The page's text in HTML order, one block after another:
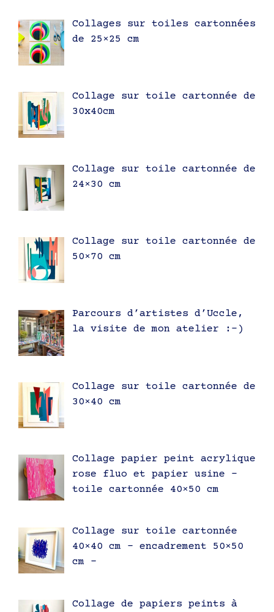
Collages sur toiles cartonnées
de 25×25 cm
Collage sur toile cartonnée de
30x40cm
Collage sur toile cartonnée de
24×30 cm
Collage sur toile cartonnée de
50×70 cm
Parcours d’artistes d’Uccle,
la visite de mon atelier :-)
Collage sur toile cartonnée de
30×40 cm
Collage papier peint acrylique
rose fluo et papier usine –
toile cartonnée 40×50 cm
Collage sur toile cartonnée
40×40 cm – encadrement 50×50
cm –
Collage de papiers peints à